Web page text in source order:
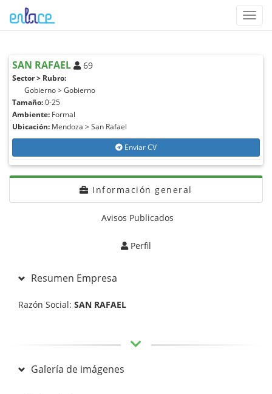
SAN RAFAEL 69
Sector > Rubro:
Gobierno > Gobierno
Tamaño:0-25
Ambiente: Formal
Ubicación: Mendoza > San Rafael
Enviar CV
Información general
Avisos Publicados
Perfil
Resumen Empresa
Razón Social: SAN RAFAEL
Galería de imágenes